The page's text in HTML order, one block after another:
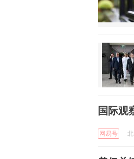
国际观
网易号